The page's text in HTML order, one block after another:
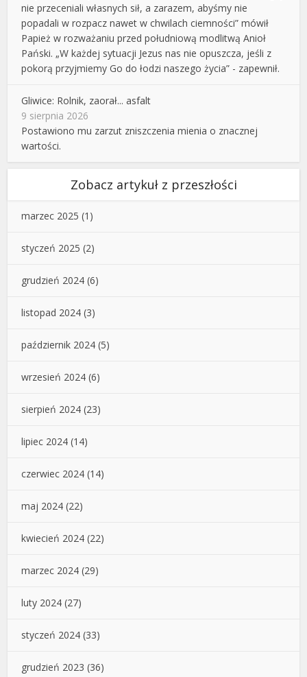
nie przeceniali własnych sił, a zarazem, abyśmy nie
popadali w rozpacz nawet w chwilach ciemności” mówił
Papież w rozważaniu przed południową modlitwą Anioł
Pański. „W każdej sytuacji Jezus nas nie opuszcza, jeśli z
pokorą przyjmiemy Go do łodzi naszego życia” - zapewnił.
Gliwice: Rolnik, zaorał... asfalt
9 sierpnia 2026
Postawiono mu zarzut zniszczenia mienia o znacznej
wartości.
Zobacz artykuł z przeszłości
marzec 2025 (1)
styczeń 2025 (2)
grudzień 2024 (6)
listopad 2024 (3)
październik 2024 (5)
wrzesień 2024 (6)
sierpień 2024 (23)
lipiec 2024 (14)
czerwiec 2024 (14)
maj 2024 (22)
kwiecień 2024 (22)
marzec 2024 (29)
luty 2024 (27)
styczeń 2024 (33)
grudzień 2023 (36)